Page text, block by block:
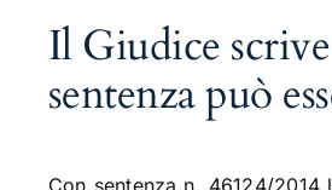
Il Giudice
sentenza può